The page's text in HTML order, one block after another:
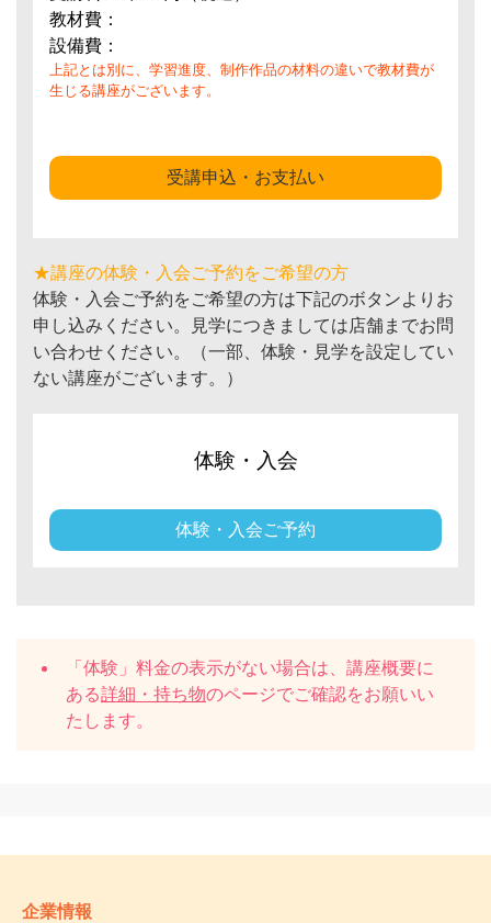
教材費：
設備費：
上記とは別に、学習進度、制作作品の材料の違いで教材費が
生じる講座がございます。
受講申込・お支払い
★講座の体験・入会ご予約をご希望の方
体験・入会ご予約をご希望の方は下記のボタンよりお
申し込みください。見学につきましては店舗までお問
い合わせください。（一部、体験・見学を設定してい
ない講座がございます。）
体験・入会
体験・入会ご予約
「体験」料金の表示がない場合は、講座概要に
ある詳細・持ち物のページでご確認をお願いい
たします。
企業情報